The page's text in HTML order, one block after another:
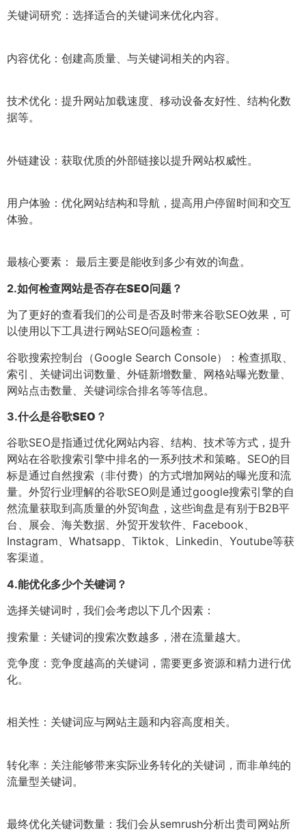
关键词研究：选择适合的关键词来优化内容。
内容优化：创建高质量、与关键词相关的内容。
技术优化：提升网站加载速度、移动设备友好性、结构化数
据等。
外链建设：获取优质的外部链接以提升网站权威性。
用户体验：优化网站结构和导航，提高用户停留时间和交互
体验。
最核心要素： 最后主要是能收到多少有效的询盘。
2.如何检查网站是否存在SEO问题？
为了更好的查看我们的公司是否及时带来谷歌SEO效果，可
以使用以下工具进行网站SEO问题检查：
谷歌搜索控制台（Google Search Console）：检查抓取、
索引、关键词出词数量、外链新增数量、网格站曝光数量、
网站点击数量、关键词综合排名等等信息。
3.什么是谷歌SEO？
谷歌SEO是指通过优化网站内容、结构、技术等方式，提升
网站在谷歌搜索引擎中排名的一系列技术和策略。SEO的目
标是通过自然搜索（非付费）的方式增加网站的曝光度和流
量。外贸行业理解的谷歌SEO则是通过google搜索引擎的自
然流量获取到高质量的外贸询盘，这些询盘是有别于B2B平
台、展会、海关数据、外贸开发软件、Facebook、
Instagram、Whatsapp、Tiktok、Linkedin、Youtube等获
客渠道。
4.能优化多少个关键词？
选择关键词时，我们会考虑以下几个因素：
搜索量：关键词的搜索次数越多，潜在流量越大。
竞争度：竞争度越高的关键词，需要更多资源和精力进行优
化。
相关性：关键词应与网站主题和内容高度相关。
转化率：关注能够带来实际业务转化的关键词，而非单纯的
流量型关键词。
最终优化关键词数量：我们会从semrush分析出贵司网站所